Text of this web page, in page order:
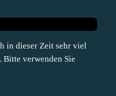
in dieser Zeit sehr viel
Bitte verwenden Sie